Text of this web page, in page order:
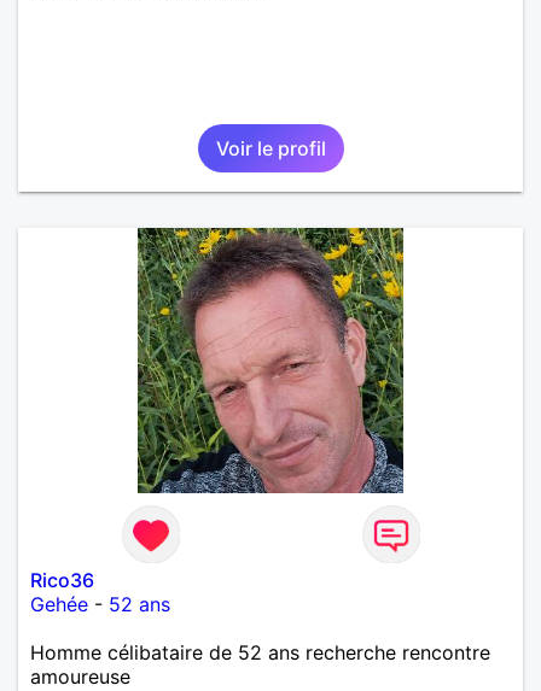
Voir le profil
Rico36
Gehée - 52 ans
Homme célibataire de 52 ans recherche rencontre
amoureuse